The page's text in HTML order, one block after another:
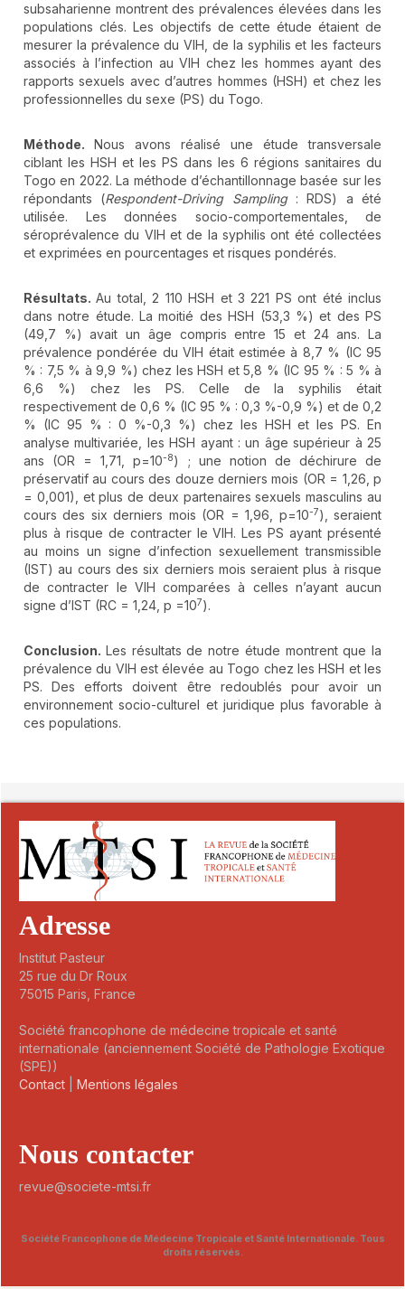
subsaharienne montrent des prévalences élevées dans les
populations clés. Les objectifs de cette étude étaient de
mesurer la prévalence du VIH, de la syphilis et les facteurs
associés à l’infection au VIH chez les hommes ayant des
rapports sexuels avec d’autres hommes (HSH) et chez les
professionnelles du sexe (PS) du Togo.
Méthode. Nous avons réalisé une étude transversale
ciblant les HSH et les PS dans les 6 régions sanitaires du
Togo en 2022. La méthode d’échantillonnage basée sur les
répondants (Respondent-Driving Sampling: RDS) a été
utilisée. Les données socio-comportementales, de
séroprévalence du VIH et de la syphilis ont été collectées
et exprimées en pourcentages et risques pondérés.
Résultats.Au total, 2 110 HSH et 3 221 PS ont été inclus
dans notre étude. La moitié des HSH (53,3 %) et des PS
(49,7 %) avait un âge compris entre 15 et 24 ans. La
prévalence pondérée du VIH était estimée à 8,7 % (IC 95
% : 7,5 % à 9,9 %) chez les HSH et 5,8 % (IC 95 % : 5 % à
6,6 %) chez les PS. Celle de la syphilis était
respectivement de 0,6 % (IC 95 % : 0,3 %-0,9 %) et de 0,2
% (IC 95 % : 0 %-0,3 %) chez les HSH et les PS. En
analyse multivariée, les HSH ayant : un âge supérieur à 25
ans (OR = 1,71, p=10-8) ; une notion de déchirure de
préservatif au cours des douze derniers mois (OR = 1,26, p
= 0,001), et plus de deux partenaires sexuels masculins au
cours des six derniers mois (OR = 1,96, p=10-7), seraient
plus à risque de contracter le VIH. Les PS ayant présenté
au moins un signe d’infection sexuellement transmissible
(IST) au cours des six derniers mois seraient plus à risque
de contracter le VIH comparées à celles n’ayant aucun
signe d’IST (RC = 1,24, p =107).
Conclusion. Les résultats de notre étude montrent que la
prévalence du VIH est élevée au Togo chez les HSH et les
PS. Des efforts doivent être redoublés pour avoir un
environnement socio-culturel et juridique plus favorable à
ces populations.
Adresse
Institut Pasteur
25 rue du Dr Roux
75015 Paris, France
Société francophone de médecine tropicale et santé
internationale (anciennement Société de Pathologie Exotique
(SPE))
Contact
Mentions légales
Nous contacter
revue@societe-mtsi.fr
Société Francophone de Médecine Tropicale et Santé Internationale. Tous
droits réservés.